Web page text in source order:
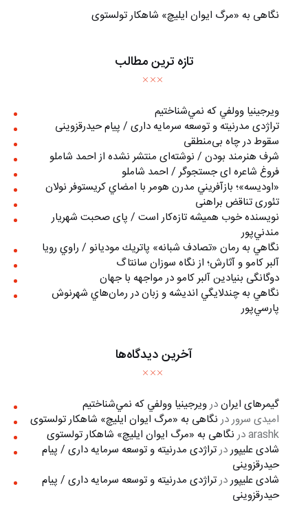
نگاهی به «مرگ ايوان ايليچ» شاهکار تولستوی
تازه ترین مطالب
ويرجينيا وولفي كه نمي‌شناختيم
تراژدی مدرنیته و توسعه سرمایه داری / پیام حیدرقزوینی
سقوط در چاه بی‌منطقی
شرف هنرمند بودن / نوشته‌ای منتشر نشده از احمد شاملو
فروغ شاعره ای جستجوگر / احمد شاملو
«اوديسه»؛ بازآفريني مدرن هومر با امضاي كريستوفر نولان
تئوری تناقض براهنی
نويسنده خوب هميشه تازه‌كار است / پای صحبت شهريار
مندني‌پور
نگاهي به رمان «تصادف شبانه» پاتريك موديانو / راوي رويا
آلبر کامو و آثارش؛ از نگاه سوزان سانتاگ
دوگانگی بنیادین آلبر کامو در مواجهه با جهان
نگاهي به چندلايگي انديشه و زبان در رمان‌هاي شهرنوش
پارسي‌پور
آخرین دیدگاه‌ها
گیمرهای ایراندرويرجينيا وولفي كه نمي‌شناختيم
امیدی سروردر نگاهی به «مرگ ايوان ايليچ» شاهکار تولستوی
arashkدر نگاهی به «مرگ ايوان ايليچ» شاهکار تولستوی
شادی علیپوردرتراژدی مدرنیته و توسعه سرمایه داری / پیام
حیدرقزوینی
شادی علیپوردرتراژدی مدرنیته و توسعه سرمایه داری / پیام
حیدرقزوینی